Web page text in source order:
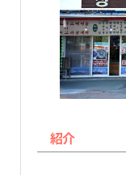
紹介